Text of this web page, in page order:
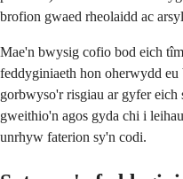
brofion gwaed rheolaidd ac
Mae'n bwysig cofio bod eich
feddyginiaeth hon oherwydd
gorbwyso'r risgiau ar gyfer
gweithio'n agos gyda chi i
unrhyw faterion sy'n codi.